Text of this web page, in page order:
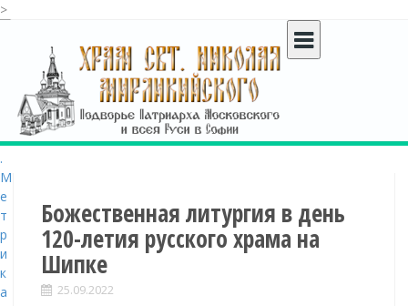
>
c
o
n
t
e
n
t
Божественная литургия в день
120-летия русского храма на
Шипке
25.09.2022